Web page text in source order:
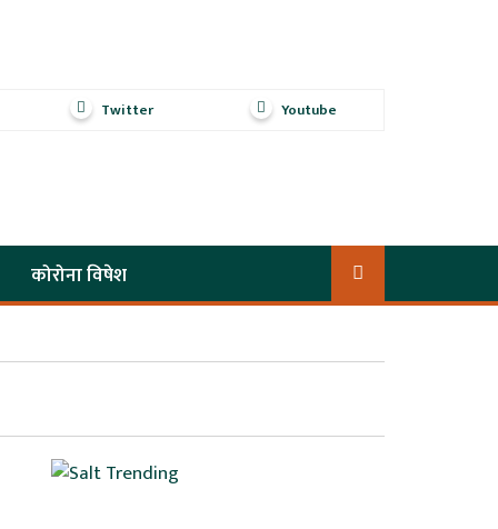
Twitter Youtube
कोरोना विषेश